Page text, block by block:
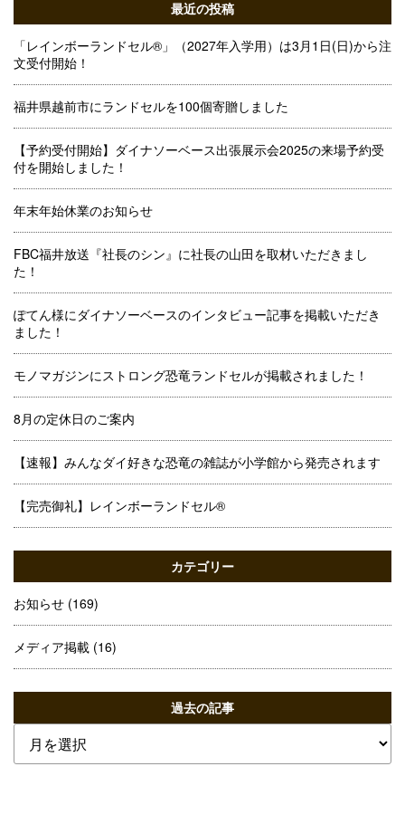
最近の投稿
「レインボーランドセル®」（2027年入学用）は3月1日(日)から注
文受付開始！
福井県越前市にランドセルを100個寄贈しました
【予約受付開始】ダイナソーベース出張展示会2025の来場予約受
付を開始しました！
年末年始休業のお知らせ
FBC福井放送『社長のシン』に社長の山田を取材いただきまし
た！
ぽてん様にダイナソーベースのインタビュー記事を掲載いただき
ました！
モノマガジンにストロング恐竜ランドセルが掲載されました！
8月の定休日のご案内
【速報】みんなダイ好きな恐竜の雑誌が小学館から発売されます
【完売御礼】レインボーランドセル®
カテゴリー
お知らせ (169)
メディア掲載 (16)
過去の記事
去